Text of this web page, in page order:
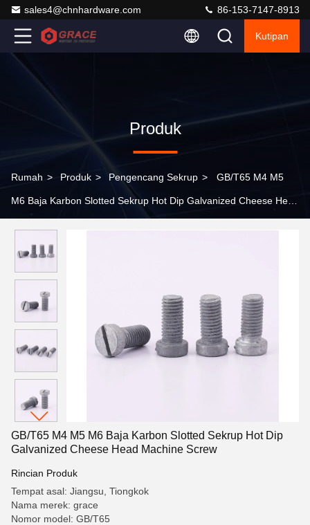
sales4@chnhardware.com 86-153-7147-8913
Kutipan
Produk
Rumah > Produk > Pengencang Sekrup > GB/T65 M4 M5
M6 Baja Karbon Slotted Sekrup Hot Dip Galvanized Cheese Head
GB/T65 M4 M5 M6 Baja Karbon Slotted Sekrup Hot Dip
Galvanized Cheese Head Machine Screw
Rincian Produk
Tempat asal: Jiangsu, Tiongkok
Nama merek: grace
Nomor model: GB/T65